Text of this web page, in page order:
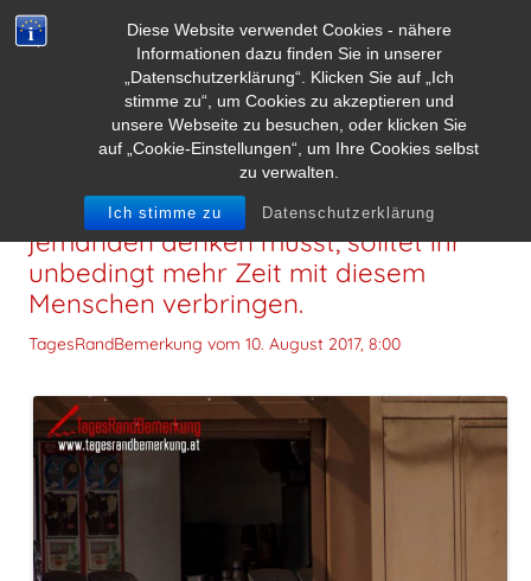
Diese Website verwendet Cookies - nähere
Informationen dazu finden Sie in unserer
„Datenschutzerklärung“. Klicken Sie auf „Ich
stimme zu“, um Cookies zu akzeptieren und
unsere Webseite zu besuchen, oder klicken Sie
auf „Cookie-Einstellungen“, um Ihre Cookies selbst
zu verwalten.
Ich stimme zu Datenschutzerklärung
Wenn ihr immer und immer wieder an
jemanden denken müsst, solltet ihr
unbedingt mehr Zeit mit diesem
Menschen verbringen.
TagesRandBemerkung vom 10. August 2017, 8:00